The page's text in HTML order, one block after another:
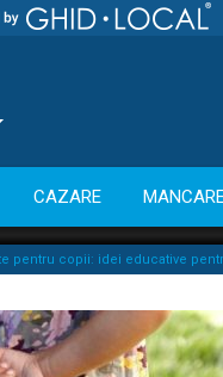
CAZARE
pentru copii: idei educative